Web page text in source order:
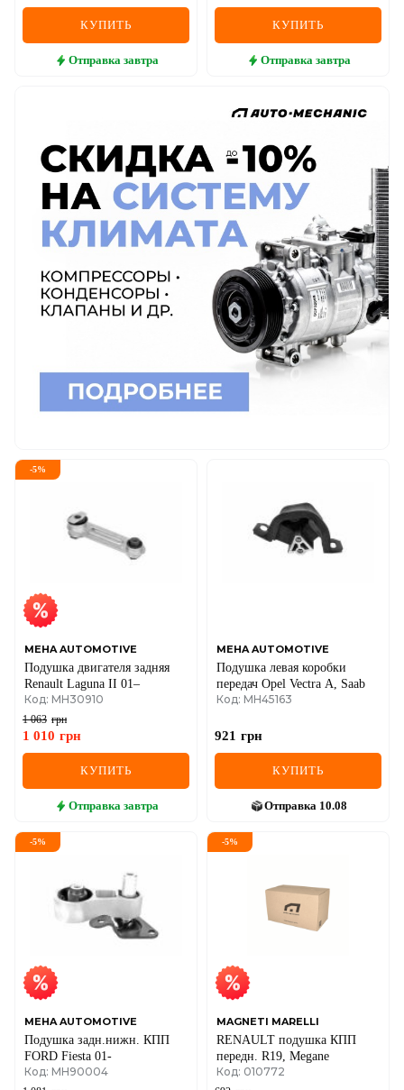
КУПИТЬ
Отправка завтра
КУПИТЬ
Отправка завтра
-5%
MEHA AUTOMOTIVE
Подушка двигателя задняя
Renault Laguna II 01–
Код: MH30910
1 063 грн
1 010 грн
КУПИТЬ
Отправка завтра
MEHA AUTOMOTIVE
Подушка левая коробки
передач Opel Vectra A, Saab
Код: MH45163
921 грн
КУПИТЬ
Отправка 10.08
-5%
MEHA AUTOMOTIVE
Подушка задн.нижн. КПП
FORD Fiesta 01-
Код: MH90004
-5%
MAGNETI MARELLI
RENAULT подушка КПП
передн. R19, ​​Megane
Код: 010772